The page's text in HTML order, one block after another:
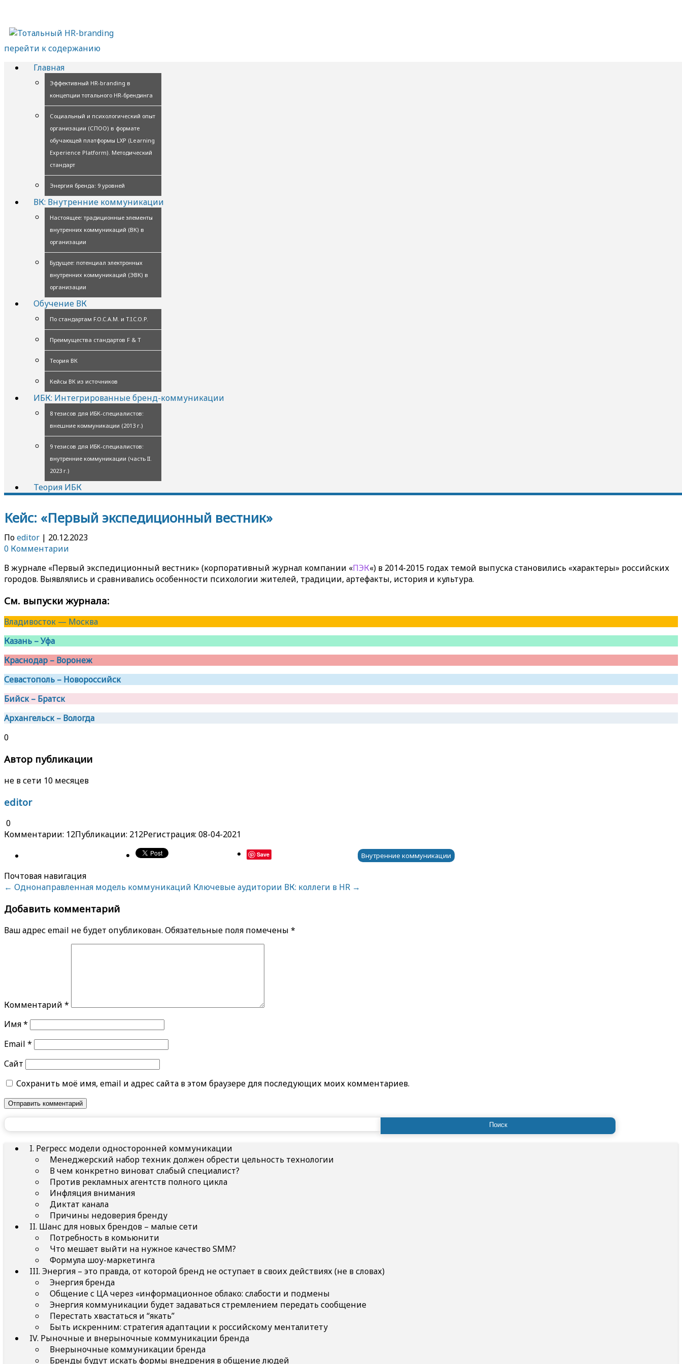
перейти к содержанию
Главная
Эффективный HR-branding в
концепции тотального HR-брендинга
Социальный и психологический опыт
организации (СПОО) в формате
обучающей платформы LXP (Learning
Experience Platform). Методический
стандарт
Энергия бренда: 9 уровней
ВК: Внутренние коммуникации
Настоящее: традиционные элементы
внутренних коммуникаций (ВК) в
организации
Будущее: потенциал электронных
внутренних коммуникаций (ЭВК) в
организации
Обучение ВК
По стандартам F.O.C.A.M. и T.I.C.O.P.
Преимущества стандартов F & T
Теория ВК
Кейсы ВК из источников
ИБК: Интегрированные бренд-коммуникации
8 тезисов для ИБК-специалистов:
внешние коммуникации (2013 г.)
9 тезисов для ИБК-специалистов:
внутренние коммуникации (часть II.
2023 г.)
Теория ИБК
Кейс: «Первый экспедиционный вестник»
Поeditor | 20.12.2023
0 Комментарии
В журнале «Первый экспедиционный вестник» (корпоративный журнал компании «ПЭК«) в 2014-2015 годах темой выпуска становились «характеры» российских
городов. Выявлялись и сравнивались особенности психологии жителей, традиции, артефакты, история и культура.
См. выпуски журнала:
Владивосток — Москва
Казань – Уфа
Краснодар – Воронеж
Севастополь – Новороссийск
Бийск – Братск
Архангельск – Вологда
0
Автор публикации
не в сети 10 месяцев
editor
0
Комментарии: 12Публикации: 212Регистрация: 08-04-2021
Save Внутренние коммуникации
Почтовая навигация
← Однонаправленная модель коммуникаций Ключевые аудитории ВК: коллеги в HR →
Добавить комментарий
Ваш адрес email не будет опубликован. Обязательные поля помечены *
Комментарий *
Имя*
Email *
Сайт
Сохранить моё имя, email и адрес сайта в этом браузере для последующих моих комментариев.
I. Регресс модели односторонней коммуникации
Менеджерский набор техник должен обрести цельность технологии
В чем конкретно виноват слабый специалист?
Против рекламных агентств полного цикла
Инфляция внимания
Диктат канала
Причины недоверия бренду
II. Шанс для новых брендов – малые сети
Потребность в комьюнити
Что мешает выйти на нужное качество SMM?
Формула шоу-маркетинга
III. Энергия – это правда, от которой бренд не оступает в своих действиях (не в словах)
Энергия бренда
Общение с ЦА через «информационное облако: слабости и подмены
Энергия коммуникации будет задаваться стремлением передать сообщение
Перестать хвастаться и “якать”
Быть искренним: стратегия адаптации к российскому менталитету
IV. Рыночные и внерыночные коммуникации бренда
Внерыночные коммуникации бренда
Бренды будут искать формы внедрения в общение людей